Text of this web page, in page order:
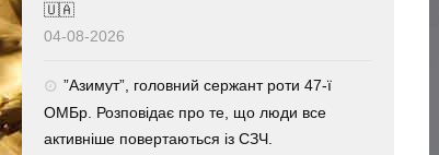
🇺🇦
04-08-2026
⁨”Азимут”, головний сержант роти 47-ї
ОМБр. Розповідає про те, що люди все
активніше повертаються із СЗЧ.